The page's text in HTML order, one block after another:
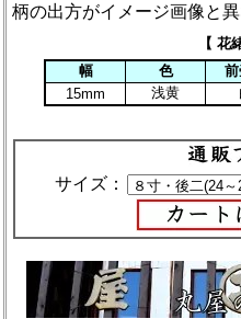
柄の出方がイメージ画像と
【 花
幅
色
15mm
浅黄
サイズ：